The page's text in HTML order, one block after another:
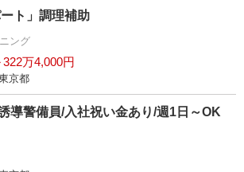
ト」調理補助
ング
万4,000円
京都
導警備員/入社祝い金あり/週1日～OK